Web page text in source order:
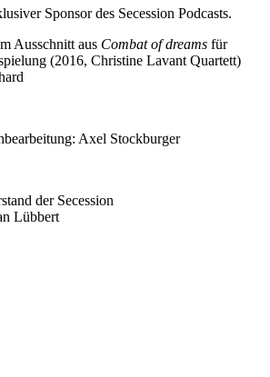
Sponsor des Secession Podcasts.
Ausschnitt aus Combat of dreams für
(2016, Christine Lavant Quartett)
Axel Stockburger
der Secession
Lübbert